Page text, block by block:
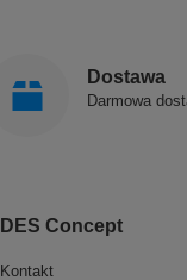
Dostawa
Darmowa
DES Concept
Kontakt